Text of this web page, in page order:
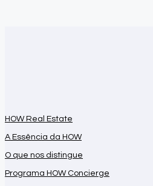
HOW Real Estate
A Essência da HOW
O que nos distingue
Programa HOW Concierge